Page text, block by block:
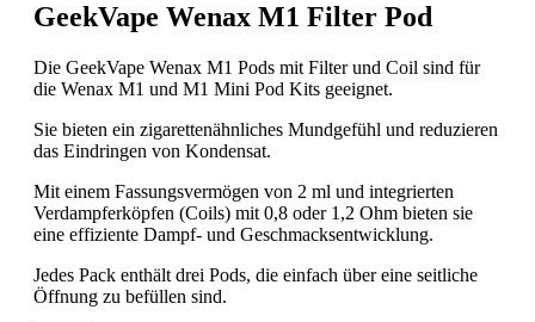
GeekVape Wenax M1 Filter Pod
Die GeekVape Wenax M1 Pods mit Filter und Coil sind für
die Wenax M1 und M1 Mini Pod Kits geeignet.
Sie bieten ein zigarettenähnliches Mundgefühl und reduzieren
das Eindringen von Kondensat.
Mit einem Fassungsvermögen von 2 ml und integrierten
Verdampferköpfen (Coils) mit 0,8 oder 1,2 Ohm bieten sie
eine effiziente Dampf- und Geschmacksentwicklung.
Jedes Pack enthält drei Pods, die einfach über eine seitliche
Öffnung zu befüllen sind.